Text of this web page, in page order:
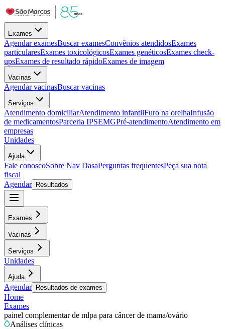
Exames
Agendar examesBuscar examesConvênios atendidosExames
particularesExames toxicológicosExames genéticosExames check-
upsExames de resultado rápidoExames de imagem
Vacinas
Agendar vacinasBuscar vacinas
Serviços
Atendimento domiciliarAtendimento infantilFuro na orelhaInfusão
de medicamentosParceria IPSEMGPré-atendimentoAtendimento em
empresas
Unidades
Ajuda
Fale conoscoSobre Nav DasaPerguntas frequentesPeça sua nota
fiscal
Agendar
Resultados
Exames
Vacinas
Serviços
Unidades
Ajuda
Agendar Resultados de exames
Home
Exames
painel complementar de mlpa para câncer de mama/ovário
Análises clínicas